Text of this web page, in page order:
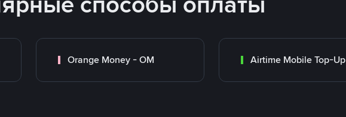
Orange Money - OM Airtime Mobile Top-Up